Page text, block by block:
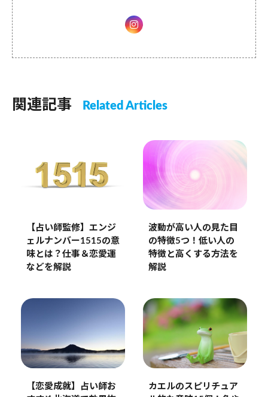
関連記事 Related Articles
【占い師監修】エンジ
ェルナンバー1515の意
味とは？仕事＆恋愛運
などを解説
波動が高い人の見た目
の特徴5つ！低い人の
特徴と高くする方法を
解説
【恋愛成就】占い師お
カエルのスピリチュア